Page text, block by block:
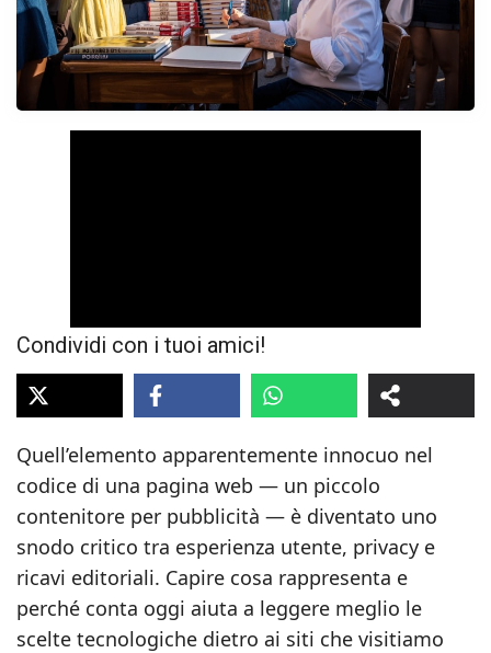
Condividi con i tuoi amici!
Quell’elemento apparentemente innocuo nel
codice di una pagina web — un piccolo
contenitore per pubblicità — è diventato uno
snodo critico tra esperienza utente, privacy e
ricavi editoriali. Capire cosa rappresenta e
perché conta oggi aiuta a leggere meglio le
scelte tecnologiche dietro ai siti che visitiamo